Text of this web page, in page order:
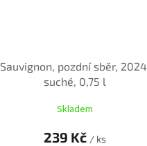
Sauvignon, pozdní sběr, 2024,
suché, 0,75 l
Skladem
239 Kč / ks